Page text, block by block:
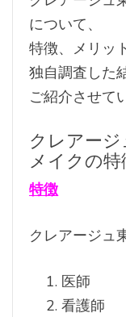
について、
特徴、メリッ
独自調査した
ご紹介させて
クレアー
メイクの
特徴
クレアージュ
医師
看護師